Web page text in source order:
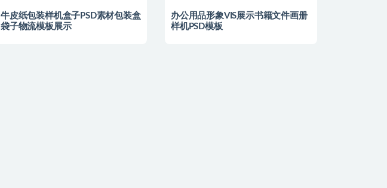
牛皮纸包装样机盒子PSD素材包装盒
袋子物流模板展示
办公用品形象VIS展示书籍文件画册
样机PSD模板